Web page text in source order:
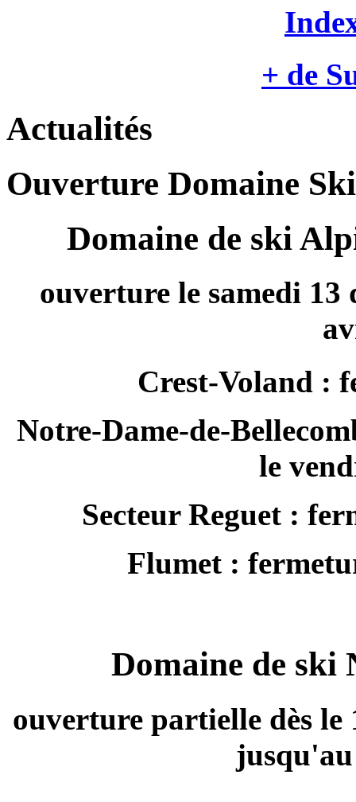
+ de
Actualités
Ouverture Domaine
Domaine de ski
ouverture le samedi 13
Crest-Voland :
Notre-Dame-de-
le
Secteur Reguet :
Flumet :
Domaine de ski
ouverture partielle dès le